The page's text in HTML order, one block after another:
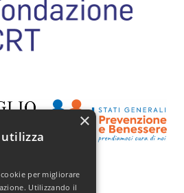
×
per migliorare
Utilizzando il